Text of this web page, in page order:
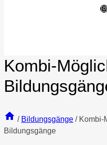
Kombi-
/ Bildungsgänge / Kombi-
Bildungsgänge